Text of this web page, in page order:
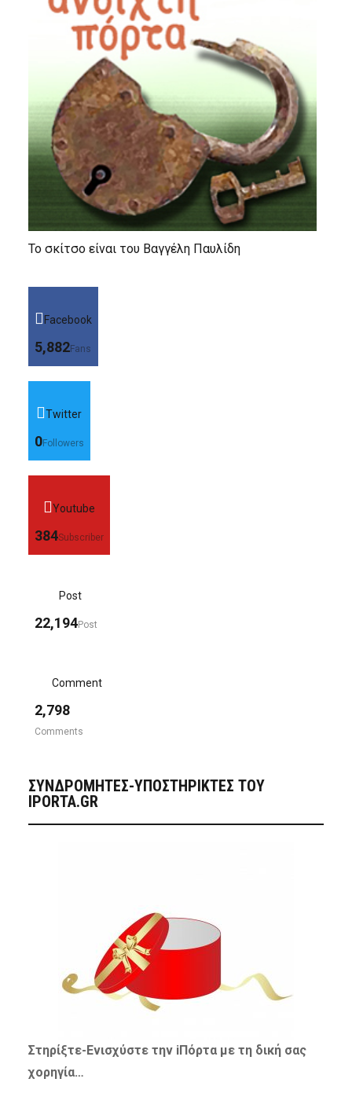
Το σκίτσο είναι του Βαγγέλη Παυλίδη
Facebook
5,882Fans
Twitter
0Followers
Youtube
384Subscriber
Post
22,194Post
Comment
2,798
Comments
ΣΥΝΔΡΟΜΗΤΈΣ-ΥΠΟΣΤΗΡΙΚΤΈΣ ΤΟΥ
IPORTA.GR
Στηρίξτε-Ενισχύστετην iΠόρτα με τη δική σας
χορηγία…